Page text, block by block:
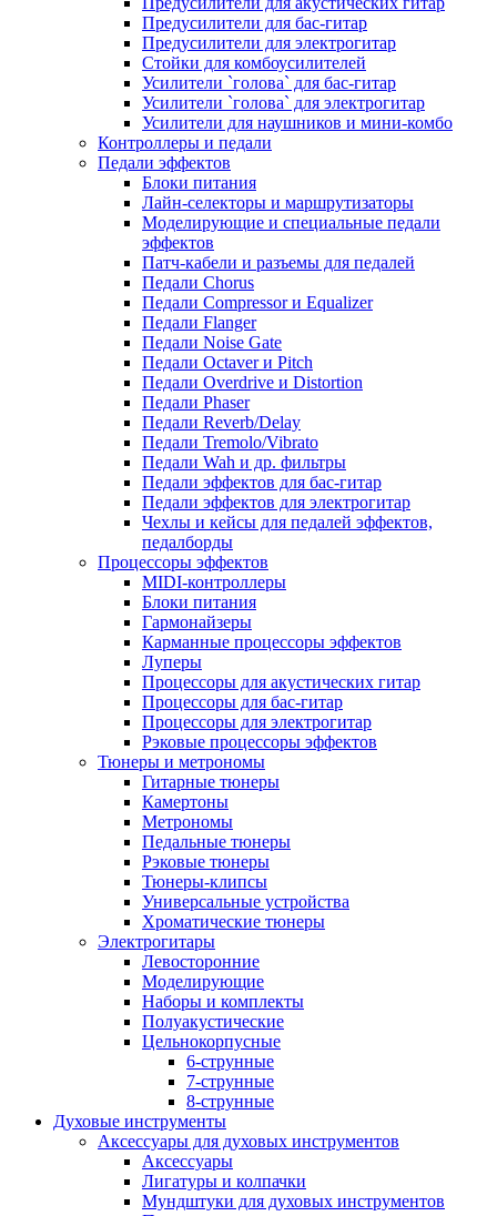
Предусилители для бас-гитар
Предусилители для электрогитар
Стойки для комбоусилителей
Усилители `голова` для бас-гитар
Усилители `голова` для электрогитар
Усилители для наушников и мини-комбо
Контроллеры и педали
Педали эффектов
Блоки питания
Лайн-селекторы и маршрутизаторы
Моделирующие и специальные педали
эффектов
Патч-кабели и разъемы для педалей
Педали Chorus
Педали Compressor и Equalizer
Педали Flanger
Педали Noise Gate
Педали Octaver и Pitch
Педали Overdrive и Distortion
Педали Phaser
Педали Reverb/Delay
Педали Tremolo/Vibrato
Педали Wah и др. фильтры
Педали эффектов для бас-гитар
Педали эффектов для электрогитар
Чехлы и кейсы для педалей эффектов,
педалборды
Процессоры эффектов
MIDI-контроллеры
Блоки питания
Гармонайзеры
Карманные процессоры эффектов
Луперы
Процессоры для акустических гитар
Процессоры для бас-гитар
Процессоры для электрогитар
Рэковые процессоры эффектов
Тюнеры и метрономы
Гитарные тюнеры
Камертоны
Метрономы
Педальные тюнеры
Рэковые тюнеры
Тюнеры-клипсы
Универсальные устройства
Хроматические тюнеры
Электрогитары
Левосторонние
Моделирующие
Наборы и комплекты
Полуакустические
Цельнокорпусные
6-струнные
7-струнные
8-струнные
Духовые инструменты
Аксессуары для духовых инструментов
Аксессуары
Лигатуры и колпачки
Мундштуки для духовых инструментов